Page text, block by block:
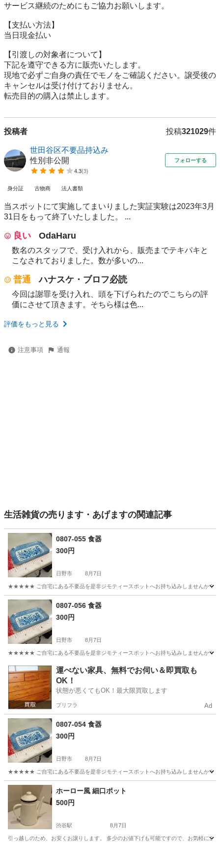
サービス継続のためにもご協力お願いします。
【⽀払い⽅法】
当日現金払い
【引渡しの対象者について】
下記を遵守できる⽅に販売いたします。
現地で必ずご⾃⾝の責任でモノをご確認ください。譲受後の
キャンセルは受け付けておりません。
転売⽬的の購⼊は禁⽌します。
投稿者 投稿321029件
世田谷区不要品持込み
性別非公開
4.3(3)
フォローする
身分証 古物商 法人書類
当スポットにて実施してまいりました実証実験は2023年3月
31日をもって終了いたしました。 ...
良い OdaHaru
数名のスタッフで、受け入れから、販売までテキパキと
こなされておりました。数が多いの...
普通 ハナスケ・ブロフ必読
今回は謝罪を受け入れ、頭を下げられたのでこちらの評
価にさせて頂きます。そちら様は色...
評価をもっと見る
注意事項 通報
生活雑貨の売ります・あげますの関連記事
0807-055 食器
300円
日野市 8月7日
★★★★★ ご自宅にある不要品を是非ジモティースポットへお持ち込みしませんか？
東京 日野市 現地
0807-056 食器
300円
日野市 8月7日
★★★★★ ご自宅にある不要品を是非ジモティースポットへお持ち込みしませんか？
東京 日野市 食器 現地
運べない家具、無料でお伺い＆即買取も
OK！
状態が悪くてもOK！最大限買取します
プリフラ Ad
0807-054 食器
300円
日野市 8月7日
★★★★★ ご自宅にある不要品を是非ジモティースポットへお持ち込みしませんか？
東京 日野市 現地
ホーロー風 細口ポット
500円
渋谷駅 8月7日
引っ越しのため、お安くお譲りします。 多少のお値下げも可能ですので、お気軽に